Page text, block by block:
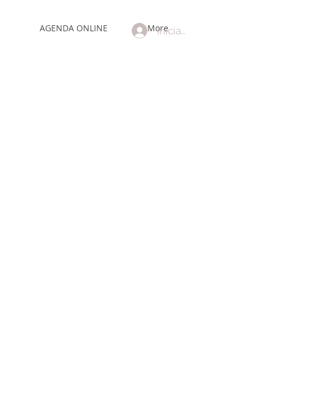
AGENDA ONLINE MoreIniciar sesión